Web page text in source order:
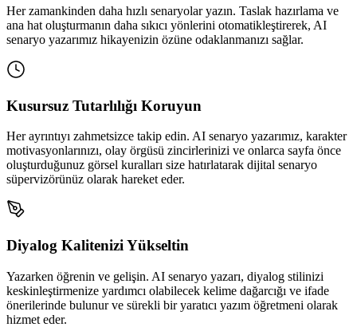
Her zamankinden daha hızlı senaryolar yazın. Taslak hazırlama ve
ana hat oluşturmanın daha sıkıcı yönlerini otomatikleştirerek, AI
senaryo yazarımız hikayenizin özüne odaklanmanızı sağlar.
Kusursuz Tutarlılığı Koruyun
Her ayrıntıyı zahmetsizce takip edin. AI senaryo yazarımız, karakter
motivasyonlarınızı, olay örgüsü zincirlerinizi ve onlarca sayfa önce
oluşturduğunuz görsel kuralları size hatırlatarak dijital senaryo
süpervizörünüz olarak hareket eder.
Diyalog Kalitenizi Yükseltin
Yazarken öğrenin ve gelişin. AI senaryo yazarı, diyalog stilinizi
keskinleştirmenize yardımcı olabilecek kelime dağarcığı ve ifade
önerilerinde bulunur ve sürekli bir yaratıcı yazım öğretmeni olarak
hizmet eder.